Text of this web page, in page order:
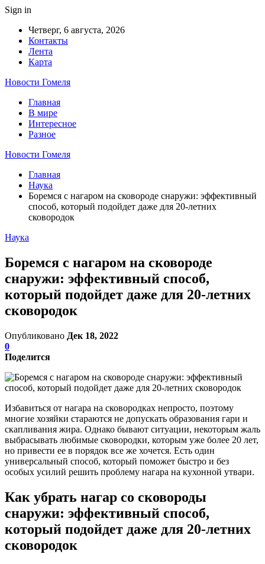
Sign in
Четверг, 6 августа, 2026
Контакты
Лента
Карта
Новости Гомеля
Главная
В мире
Интересное
Разное
Новости Гомеля
Главная
Наука
Боремся с нагаром на сковороде снаружи: эффективный
способ, который подойдет даже для 20-летних
сковородок
Наука
Боремся с нагаром на сковороде
снаружи: эффективный способ,
который подойдет даже для 20-летних
сковородок
Опубликовано Дек 18, 2022
0
Поделится
Избавиться от нагара на сковородках непросто, поэтому
многие хозяйки стараются не допускать образования гари и
скапливания жира. Однако бывают ситуации, некоторым жаль
выбрасывать любимые сковородки, которым уже более 20 лет,
но привести ее в порядок все же хочется. Есть один
универсальный способ, который поможет быстро и без
особых усилий решить проблему нагара на кухонной утвари.
Как убрать нагар со сковороды
снаружи: эффективный способ,
который подойдет даже для 20-летних
сковородок